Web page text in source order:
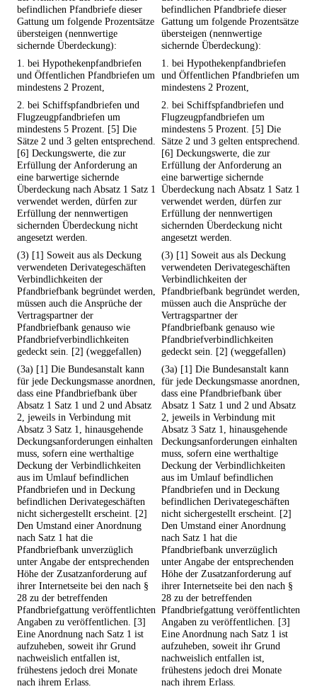
befindlichen Pfandbriefe dieser
Gattung um folgende Prozentsätze
übersteigen (nennwertige
sichernde Überdeckung):
befindlichen Pfandbriefe dieser
Gattung um folgende Prozentsätze
übersteigen (nennwertige
sichernde Überdeckung):
1. bei Hypothekenpfandbriefen
und Öffentlichen Pfandbriefen um
mindestens 2 Prozent,
1. bei Hypothekenpfandbriefen
und Öffentlichen Pfandbriefen um
mindestens 2 Prozent,
2. bei Schiffspfandbriefen und
Flugzeugpfandbriefen um
mindestens 5 Prozent. [5] Die
Sätze 2 und 3 gelten entsprechend.
[6] Deckungswerte, die zur
Erfüllung der Anforderung an
eine barwertige sichernde
Überdeckung nach Absatz 1 Satz 1
verwendet werden, dürfen zur
Erfüllung der nennwertigen
sichernden Überdeckung nicht
angesetzt werden.
2. bei Schiffspfandbriefen und
Flugzeugpfandbriefen um
mindestens 5 Prozent. [5] Die
Sätze 2 und 3 gelten entsprechend.
[6] Deckungswerte, die zur
Erfüllung der Anforderung an
eine barwertige sichernde
Überdeckung nach Absatz 1 Satz 1
verwendet werden, dürfen zur
Erfüllung der nennwertigen
sichernden Überdeckung nicht
angesetzt werden.
(3) [1] Soweit aus als Deckung
verwendeten Derivategeschäften
Verbindlichkeiten der
Pfandbriefbank begründet werden,
müssen auch die Ansprüche der
Vertragspartner der
Pfandbriefbank genauso wie
Pfandbriefverbindlichkeiten
gedeckt sein. [2] (weggefallen)
(3) [1] Soweit aus als Deckung
verwendeten Derivategeschäften
Verbindlichkeiten der
Pfandbriefbank begründet werden,
müssen auch die Ansprüche der
Vertragspartner der
Pfandbriefbank genauso wie
Pfandbriefverbindlichkeiten
gedeckt sein. [2] (weggefallen)
(3a) [1] Die Bundesanstalt kann
für jede Deckungsmasse anordnen,
dass eine Pfandbriefbank über
Absatz 1 Satz 1 und 2 und Absatz
2, jeweils in Verbindung mit
Absatz 3 Satz 1, hinausgehende
Deckungsanforderungen einhalten
muss, sofern eine werthaltige
Deckung der Verbindlichkeiten
aus im Umlauf befindlichen
Pfandbriefen und in Deckung
befindlichen Derivategeschäften
nicht sichergestellt erscheint. [2]
Den Umstand einer Anordnung
nach Satz 1 hat die
Pfandbriefbank unverzüglich
unter Angabe der entsprechenden
Höhe der Zusatzanforderung auf
ihrer Internetseite bei den nach §
28 zu der betreffenden
Pfandbriefgattung veröffentlichten
Angaben zu veröffentlichen. [3]
Eine Anordnung nach Satz 1 ist
aufzuheben, soweit ihr Grund
nachweislich entfallen ist,
frühestens jedoch drei Monate
nach ihrem Erlass.
(3a) [1] Die Bundesanstalt kann
für jede Deckungsmasse anordnen,
dass eine Pfandbriefbank über
Absatz 1 Satz 1 und 2 und Absatz
2, jeweils in Verbindung mit
Absatz 3 Satz 1, hinausgehende
Deckungsanforderungen einhalten
muss, sofern eine werthaltige
Deckung der Verbindlichkeiten
aus im Umlauf befindlichen
Pfandbriefen und in Deckung
befindlichen Derivategeschäften
nicht sichergestellt erscheint. [2]
Den Umstand einer Anordnung
nach Satz 1 hat die
Pfandbriefbank unverzüglich
unter Angabe der entsprechenden
Höhe der Zusatzanforderung auf
ihrer Internetseite bei den nach §
28 zu der betreffenden
Pfandbriefgattung veröffentlichten
Angaben zu veröffentlichen. [3]
Eine Anordnung nach Satz 1 ist
aufzuheben, soweit ihr Grund
nachweislich entfallen ist,
frühestens jedoch drei Monate
nach ihrem Erlass.